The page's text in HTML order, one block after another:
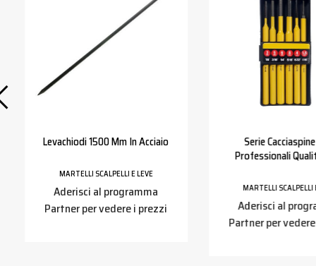
Levachiodi 1500 Mm In Acciaio
MARTELLI SCALPELLI E LEVE
Aderisci al programma
Partner per vedere i prezzi
Serie
Professionali
MARTELLI SCALPELLI
Aderisci al
Partner per